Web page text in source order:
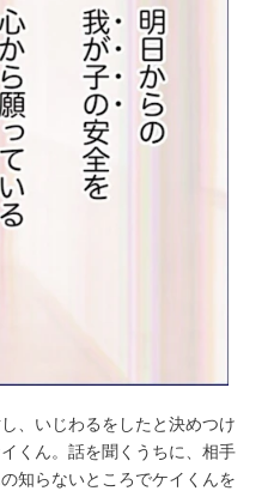
、いじわるをしたと決めつけ
くん。話を聞くうちに、相手
知らないところでケイくんを